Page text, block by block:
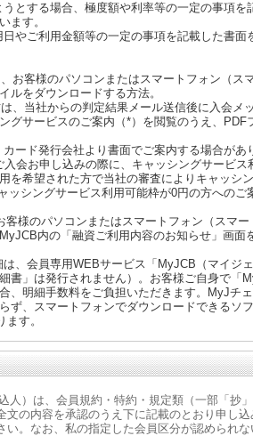
とする場合、極度額や利率等の一定の事項を
ます。
やご利用金額等の一定の事項を記載した書面
お客様のパソコンまたはスマートフォン（ス
ルをダウンロードする方法。
、当社からの判定結果メール送信後に入会メ
グサービスのご案内（*）を閲覧のうえ、PDF
ード発行会社より書面でご案内する場合があ
会お申し込みの際に、キャッシングサービス
を希望された方で当社の審査によりキャッシ
シングサービス利用可能枠が0円の方へのご
様のパソコンまたはスマートフォン（スマ
内の「融資ご利用内容のお知らせ」画面
、会員専用WEBサービス「MyJCB（マイジ
書」は発行されません）。お客様ご自身で「
、明細手数料をご負担いただきます。MyJチ
ず、スマートフォンでダウンロードできるソフ
す。
人）は、会員規約・特約・規定類（一部「抄
の内容を承認のうえ下に記載のとおり申し込
。なお、私の指定した会員区分が認められ